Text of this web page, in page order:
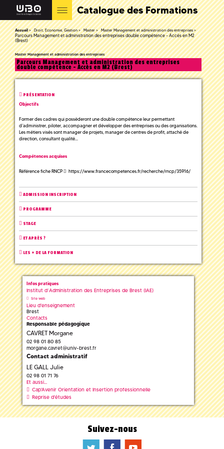
Catalogue des Formations
Accueil Droit, Economie, Gestion Master Master Management et administration des entreprises
Parcours Management et administration des entreprises double compétence - Accès en M2
(Brest)
Master Management et administration des entreprises
Parcours Management et administration des entreprises
double compétence - Accès en M2 (Brest)
PRÉSENTATION
Objectifs
Former des cadres qui possèderont une double compétence leur permettant
d’administrer, piloter, accompagner et développer des entreprises ou des organisations.
Les métiers visés sont manager de projets, manager de centres de profit, attaché de
direction, consultant qualité...
Compétences acquises
Référence fiche RNCP https://www.francecompetences.fr/recherche/rncp/35916/
ADMISSION INSCRIPTION
PROGRAMME
STAGE
ET APRÈS ?
LES + DE LA FORMATION
Infos pratiques
Institut d’Administration des Entreprises de Brest (IAE)
Site web
Lieu d'enseignement
Brest
Contacts
Responsable pédagogique
CAVRET Morgane
02 98 01 80 85
morgane.cavret@univ-brest.fr
Contact administratif
LE GALL Julie
02 98 01 71 76
Et aussi...
Cap'Avenir Orientation et Insertion professionnelle
Reprise d'études
Suivez-nous